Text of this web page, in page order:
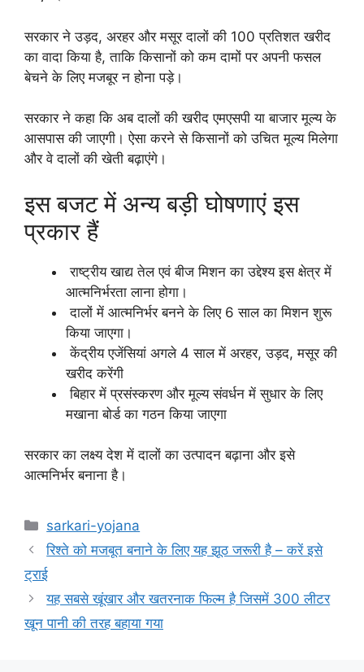
सरकार ने उड़द, अरहर और मसूर दालों की 100 प्रतिशत खरीद
का वादा किया है, ताकि किसानों को कम दामों पर अपनी फसल
बेचने के लिए मजबूर न होना पड़े।
सरकार ने कहा कि अब दालों की खरीद एमएसपी या बाजार मूल्य के
आसपास की जाएगी। ऐसा करने से किसानों को उचित मूल्य मिलेगा
और वे दालों की खेती बढ़ाएंगे।
इस बजट में अन्य बड़ी घोषणाएं इस
प्रकार हैं
राष्ट्रीय खाद्य तेल एवं बीज मिशन का उद्देश्य इस क्षेत्र में
आत्मनिर्भरता लाना होगा।
दालों में आत्मनिर्भर बनने के लिए 6 साल का मिशन शुरू
किया जाएगा।
केंद्रीय एजेंसियां ​​अगले 4 साल में अरहर, उड़द, मसूर की
खरीद करेंगी
बिहार में प्रसंस्करण और मूल्य संवर्धन में सुधार के लिए
मखाना बोर्ड का गठन किया जाएगा
सरकार का लक्ष्य देश में दालों का उत्पादन बढ़ाना और इसे
आत्मनिर्भर बनाना है।
Categories
sarkari-yojana
रिश्ते को मजबूत बनाने के लिए यह झूठ जरूरी है – करें इसे
ट्राई
यह सबसे खूंखार और खतरनाक फिल्म है जिसमें 300 लीटर
खून पानी की तरह बहाया गया